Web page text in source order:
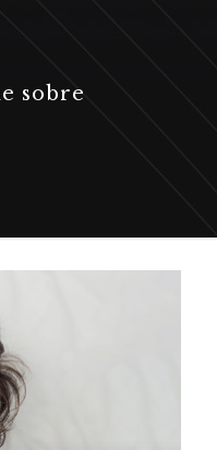
sobre